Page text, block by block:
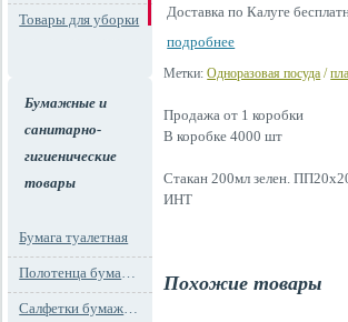
Товары для уборки
Бумажные и
санитарно-
гигиенические
товары
Бумага туалетная
Полотенца бумажные
Салфетки бумажные
Доставка по Калуге
подробнее
Метки: Одноразовая посуда /
Продажа от 1 коробки
В коробке 4000 шт
Стакан 200мл зелен.
ИНТ
Похожие товары